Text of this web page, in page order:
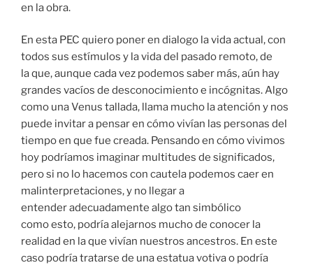
en la obra.
En esta PEC quiero poner en dialogo lavida actual, con
todos sus estímulos y la vida del pasado remoto, de
laque,aunque cada vez podemos saber más,aún hay
grandes vacíos de desconocimiento e incógnitas.Algo
como una Venus tallada, llama mucho la atención y nos
puede invitar a pensar en cómo vivían las personas del
tiempo en que fue creada. Pensando en cómo vivimos
hoy podríamos imaginar multitudes de significados,
pero si no lo hacemos con cautela podemos caer en
malinterpretaciones, y no llegar a
entenderadecuadamente algotan simbólico
comoesto, podría alejarnos mucho de conocer la
realidad en la que vivían nuestros ancestros. En este
caso podría tratarse de una estatua votiva o podría